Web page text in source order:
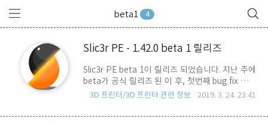
beta1 4
Slic3r PE - 1.42.0 beta 1 릴리즈
Slic3r PE beta 1이 릴리즈 되었습니다. 지난 주에
beta가 공식 릴리즈 된 이 후, 첫번째 bug fix 버전
입니다. beta, beta 1 으로 네이밍이 되는 것이 좀
공개 후에, Linux 버전에서 Crash가 자주 발생하는
3D 프린터/3D 프린터 관련 정보 2019. 3. 24. 23:41